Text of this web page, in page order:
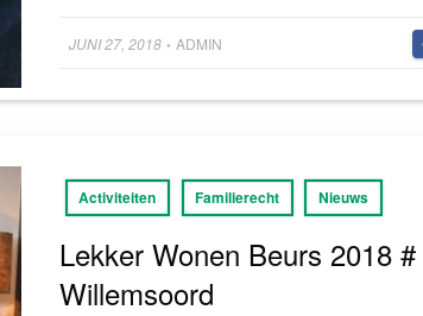
Posted
JUNI 27, 2018 • ADMIN
Activiteiten Familierecht Nieuws
Lekker Wonen Beurs 2018 #
Willemsoord